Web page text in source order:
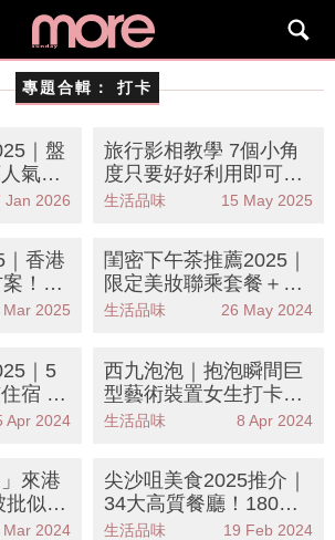
專題合輯： 打卡
｜盤
氣蛋
慶生
Jan 2026
旅行影相教學 7個小角
度只要好好利用即可輕
鬆拍出唯美照
生活品味 15 May 2025
香港
！迪
同萌
Mar 2025
閨密下午茶推薦2025｜
限定美妝聯乘套餐＋絕
美打卡名媛風！持續更
生活品味 26 May 2024
｜5
宿 日
站1
Apr 2024
西九泡泡｜抱泡瞬間巨
型藝術裝置女生打卡必
到！外貌日夜不同
生活品味 8 Apr 2024
來港
批似北
Mar 2024
尖沙咀美食2025推介｜
34大高質餐廳！180度
海景+甜品餐車
生活品味 19 Feb 2024